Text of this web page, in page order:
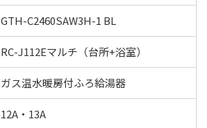
GTH-C2460SAW3H-1 BL
RC-J112Eマルチ（台所+浴室）
ガス温水暖房付ふろ給湯器
12A・13A